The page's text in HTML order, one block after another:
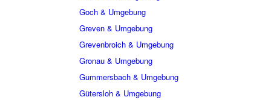
Goch & Umgebung
Greven & Umgebung
Grevenbroich & Umgebung
Gronau & Umgebung
Gummersbach & Umgebung
Gütersloh & Umgebung